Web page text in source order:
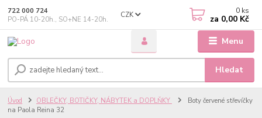
Menu
CZK
Hledat
722 000 724
PO-PÁ 10-20h., SO+NE 14-20h.
0 ks
za 0,00 Kč
Úvod OBLEČKY, BOTIČKY, NÁBYTEK a DOPLŇKY
Boty červené střevíčky
na Paola Reina 32